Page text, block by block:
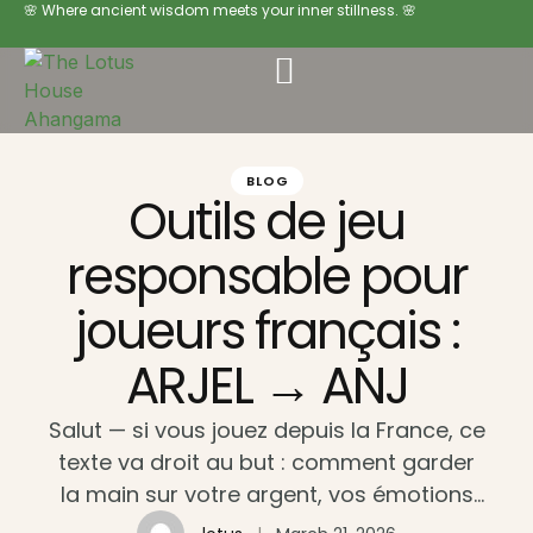
🌸 Where ancient wisdom meets your inner stillness. 🌸
BLOG
Outils de jeu
responsable pour
joueurs français :
ARJEL → ANJ
Salut — si vous jouez depuis la France, ce
texte va droit au but : comment garder
la main sur votre argent, vos émotions
et vos retraits quand les règles ont